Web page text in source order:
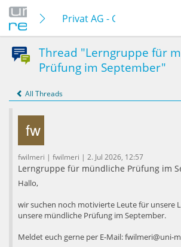
Privat AG - Gründung
Thread "Lerngruppe für
Prüfung im September"
All Threads
fwilmeri | fwilmeri | 2. Jul 2026, 12:57
Lerngruppe für mündliche Prüfung im
Hallo,
wir suchen noch motivierte Leute für unsere
unsere mündliche Prüfung im September.
Meldet euch gerne per E-Mail: fwilmeri@uni-